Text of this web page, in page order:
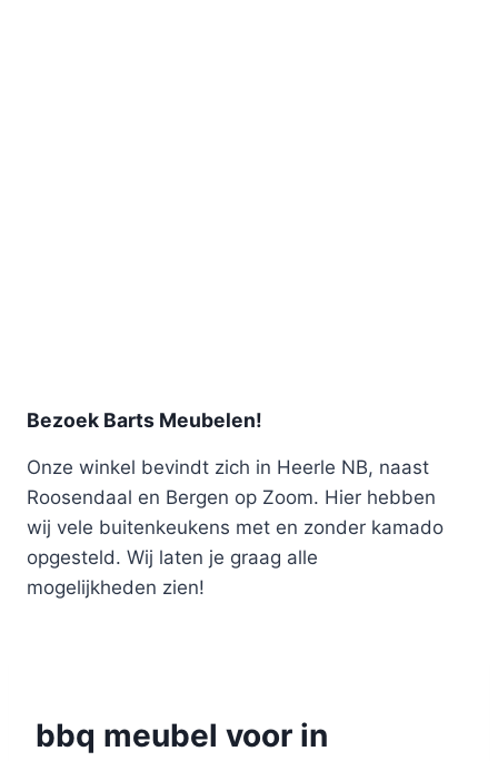
Bezoek Barts Meubelen!
Onze winkel bevindt zich in Heerle NB, naast
Roosendaal en Bergen op Zoom. Hier hebben
wij vele buitenkeukens met en zonder kamado
opgesteld. Wij laten je graag alle
mogelijkheden zien!
bbq meubel voor in